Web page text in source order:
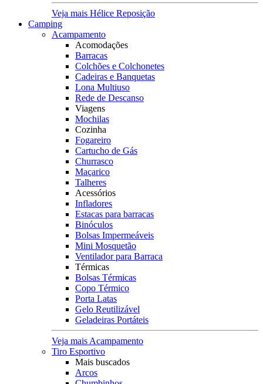
Veja mais Hélice Reposição
Camping
Acampamento
Acomodações
Barracas
Colchões e Colchonetes
Cadeiras e Banquetas
Lona Multiuso
Rede de Descanso
Viagens
Mochilas
Cozinha
Fogareiro
Cartucho de Gás
Churrasco
Maçarico
Talheres
Acessórios
Infladores
Estacas para barracas
Binóculos
Bolsas Impermeáveis
Mini Mosquetão
Ventilador para Barraca
Térmicas
Bolsas Térmicas
Copo Térmico
Porta Latas
Gelo Reutilizável
Geladeiras Portáteis
Veja mais Acampamento
Tiro Esportivo
Mais buscados
Arcos